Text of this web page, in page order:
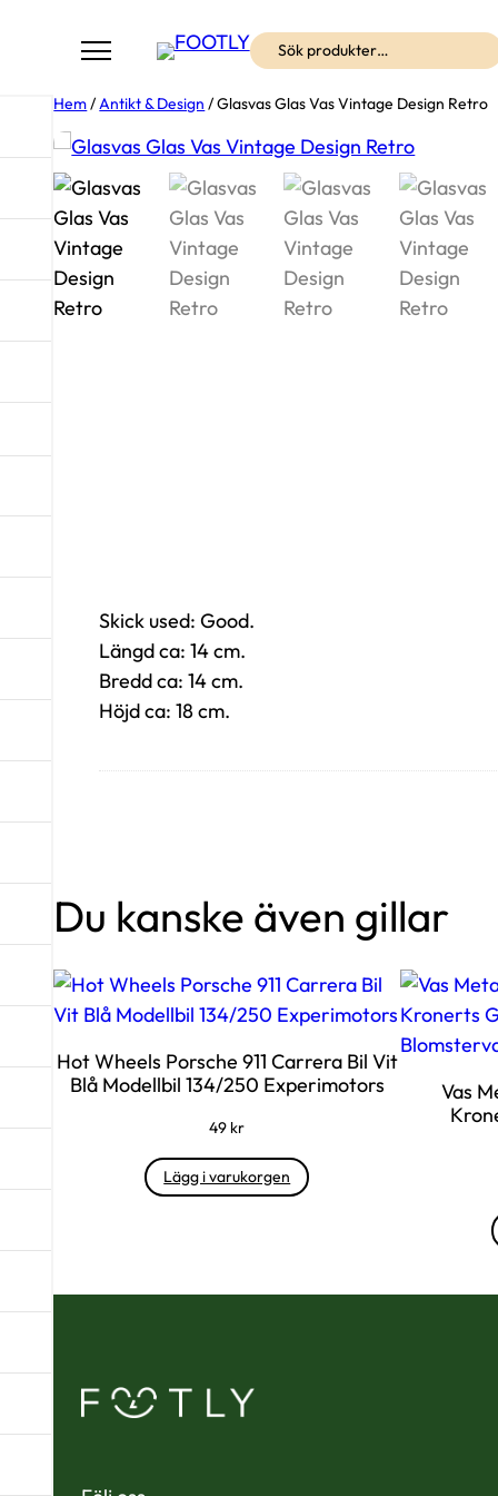
Sök
Hem/Antikt & Design / Glasvas Glas Vas Vintage Design Retro
Skick used: Good.
Längd ca: 14 cm.
Bredd ca: 14 cm.
Höjd ca: 18 cm.
Du kanske även gillar
Hot Wheels Porsche 911 Carrera Bil Vit
Blå Modellbil 134/250 Experimotors
49 kr
Lägg i varukorgen
Vas